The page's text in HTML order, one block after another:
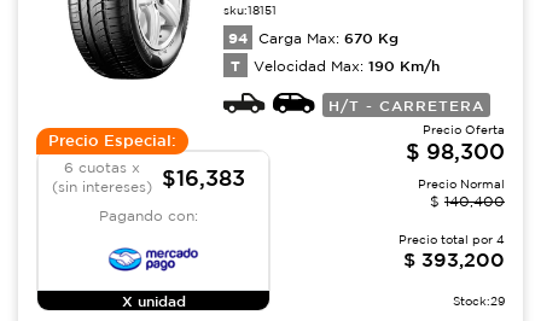
sku:18151
94 Carga Max: 670 Kg
T Velocidad Max: 190 Km/h
H/T - CARRETERA
Precio Especial:
6 cuotas x
(sin intereses)
$16,383
Pagando con:
X unidad
Precio Oferta
$ 98,300
Precio Normal
$ 140,400
Precio total por 4
$ 393,200
Stock:29